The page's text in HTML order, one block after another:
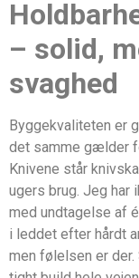
– solid,
svaghed
Byggekvaliteten er
det samme gælder
Knivene står
ugers brug. Jeg har
med undtagelse af
i leddet efter hårdt
men følelsen er